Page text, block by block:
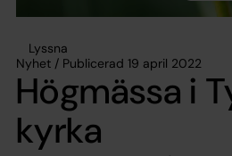
Lyssna
Nyhet / Publicerad 19 april 2022
Högmässa i
kyrka